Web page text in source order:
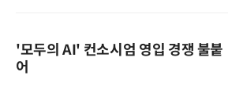
'모두의 AI' 컨소시엄 영입 경쟁 불붙
어